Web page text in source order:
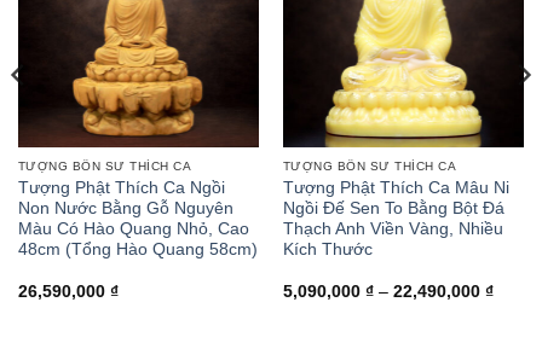
TƯỢNG BỔN SƯ THÍCH CA
Tượng Phật Thích Ca Ngồi
Non Nước Bằng Gỗ Nguyên
Màu Có Hào Quang Nhỏ, Cao
48cm (Tổng Hào Quang 58cm)
26,590,000 ₫
TƯỢNG BỔN SƯ THÍCH CA
Tượng Phật Thích Ca Mâu Ni
Ngồi Đế Sen To Bằng Bột Đá
Thạch Anh Viền Vàng, Nhiều
Kích Thước
5,090,000 ₫ – 22,490,000 ₫